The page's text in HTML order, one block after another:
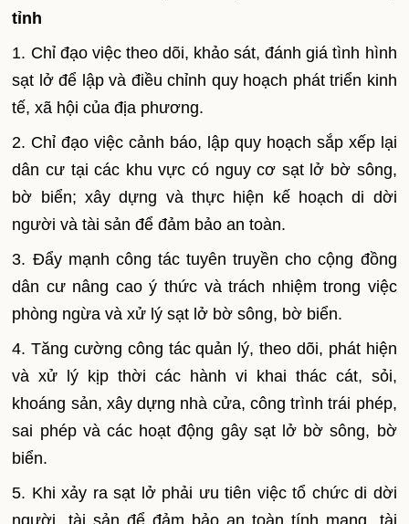
tỉnh
1. Chỉ đạo việc theo dõi, khảo sát, đánh giá tình hình
sạt lở để lập và điều chỉnh quy hoạch phát triển kinh
tế, xã hội của địa phương.
2. Chỉ đạo việc cảnh báo, lập quy hoạch sắp xếp lại
dân cư tại các khu vực có nguy cơ sạt lở bờ sông,
bờ biển; xây dựng và thực hiện kế hoạch di dời
người và tài sản để đảm bảo an toàn.
3. Đẩy mạnh công tác tuyên truyền cho cộng đồng
dân cư nâng cao ý thức và trách nhiệm trong việc
phòng ngừa và xử lý sạt lở bờ sông, bờ biển.
4. Tăng cường công tác quản lý, theo dõi, phát hiện
và xử lý kịp thời các hành vi khai thác cát, sỏi,
khoáng sản, xây dựng nhà cửa, công trình trái phép,
sai phép và các hoạt động gây sạt lở bờ sông, bờ
biển.
5. Khi xảy ra sạt lở phải ưu tiên việc tổ chức di dời
người, tài sản để đảm bảo an toàn tính mạng, tài